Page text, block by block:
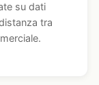
su dati
tra